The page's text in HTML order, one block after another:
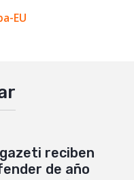
EU
reciben
de año